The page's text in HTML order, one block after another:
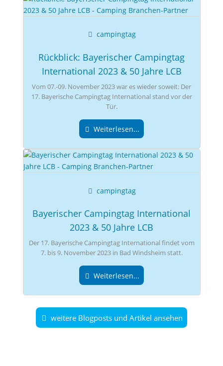
Rückblick: Bayerischer Campingtag
International 2023 & 50 Jahre LCB
campingtag
Vom 07.-09. November 2023 war es wieder soweit: Der
17. Bayerische Campingtag International stand vor der
Tür.
Weiterlesen...
Bayerischer Campingtag International
2023 & 50 Jahre LCB
campingtag
Der 17. Bayerische Campingtag International findet vom
7. bis 9. November 2023 in Bad Windsheim statt.
Weiterlesen...
weitere Blogposts und Artikel ansehen